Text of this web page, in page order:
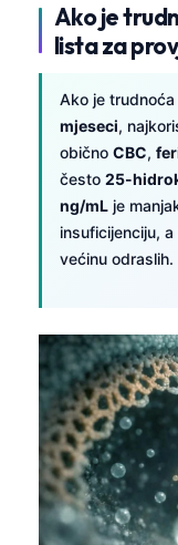
Ako je
lista za
Ako je
mjeseci,
obično CBC,
često 25-
ng/mL je
insuficijenciju, a
većinu odraslih.
Bahasa
Tiếng Việt
Tagalog
ไทย
ဗမာစာ
ភាសាខ្មែរ
አማርኛ
Українська
O‘zbekcha
Català
Қазақ тілі
Hrvatski